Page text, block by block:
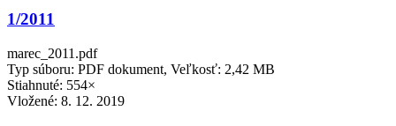
1/2011
marec_2011.pdf
Typ súboru: PDF dokument, Veľkosť: 2,42 MB
Stiahnuté: 554×
Vložené: 8. 12. 2019